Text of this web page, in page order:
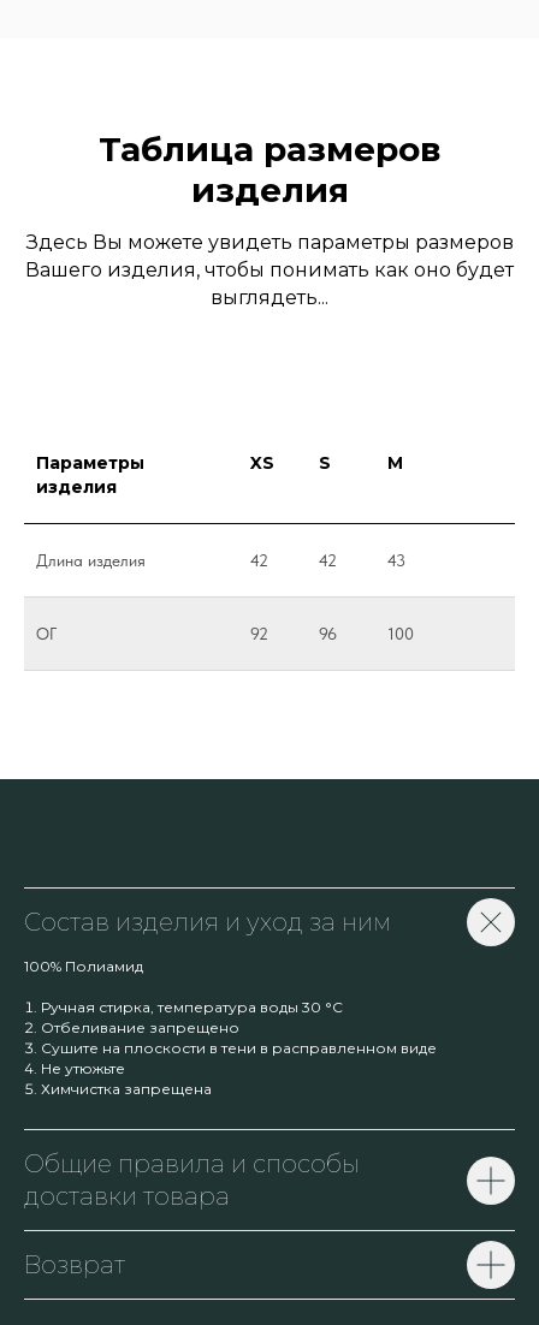
Таблица размеров
изделия
Здесь Вы можете увидеть параметры размеров
Вашего изделия, чтобы понимать как оно будет
выглядеть...
Параметры
изделия
XS S M
Длина изделия 42 42 43
ОГ 92 96 100
Состав изделия и уход за ним
100% Полиамид
Ручная стирка, температура воды 30 °C
Отбеливание запрещено
Сушите на плоскости в тени в расправленном виде
Не утюжьте
Химчистка запрещена
Общие правила и способы
доставки товара
Возврат